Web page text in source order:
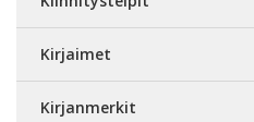
Kirjaimet
Kirjanmerkit